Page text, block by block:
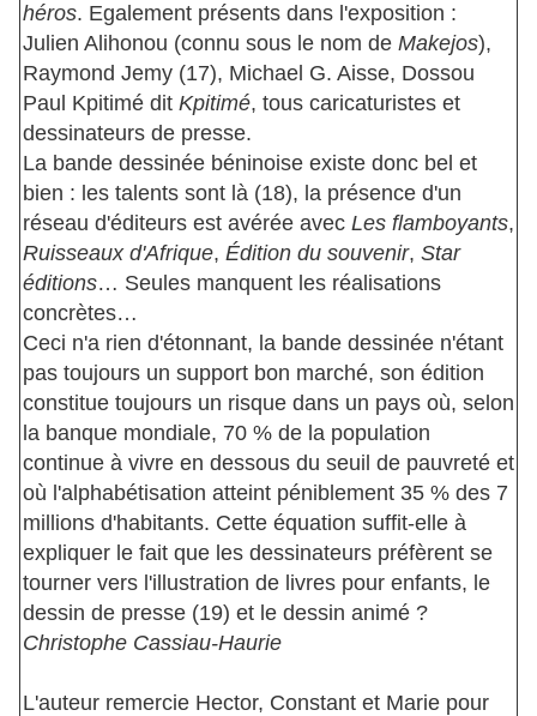
héros. Egalement présents dans l'exposition :
Julien Alihonou (connu sous le nom de Makejos),
Raymond Jemy (17), Michael G. Aisse, Dossou
Paul Kpitimé dit Kpitimé, tous caricaturistes et
dessinateurs de presse.
La bande dessinée béninoise existe donc bel et
bien : les talents sont là (18), la présence d'un
réseau d'éditeurs est avérée avec Les flamboyants,
Ruisseaux d'Afrique, Édition du souvenir, Star
éditions… Seules manquent les réalisations
concrètes…
Ceci n'a rien d'étonnant, la bande dessinée n'étant
pas toujours un support bon marché, son édition
constitue toujours un risque dans un pays où, selon
la banque mondiale, 70 % de la population
continue à vivre en dessous du seuil de pauvreté et
où l'alphabétisation atteint péniblement 35 % des 7
millions d'habitants. Cette équation suffit-elle à
expliquer le fait que les dessinateurs préfèrent se
tourner vers l'illustration de livres pour enfants, le
dessin de presse (19) et le dessin animé ?
Christophe Cassiau-Haurie
L'auteur remercie Hector, Constant et Marie pour